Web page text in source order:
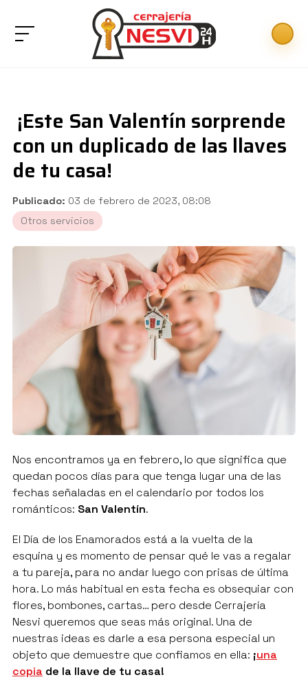
¡Este San Valentín sorprende
con un duplicado de las llaves
de tu casa!
Publicado: 03 de febrero de 2023, 08:08
Otros servicios
Nos encontramos ya en febrero, lo que significa que
quedan pocos días para que tenga lugar una de las
fechas señaladas en el calendario por todos los
románticos: San Valentín.
El Día de los Enamorados está a la vuelta de la
esquina y es momento de pensar qué le vas a regalar
a tu pareja, para no andar luego con prisas de última
hora. Lo más habitual en esta fecha es obsequiar con
flores, bombones, cartas… pero desde Cerrajería
Nesvi queremos que seas más original. Una de
nuestras ideas es darle a esa persona especial un
objeto que demuestre que confiamos en ella: ¡una
copia de la llave de tu casa!